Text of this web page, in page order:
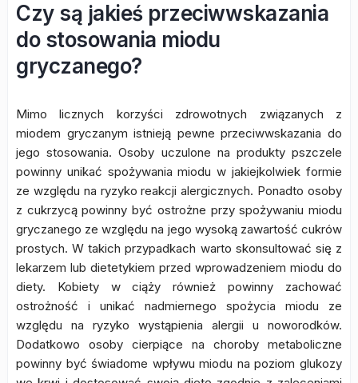
Czy są jakieś przeciwwskazania
do stosowania miodu
gryczanego?
Mimo licznych korzyści zdrowotnych związanych z
miodem gryczanym istnieją pewne przeciwwskazania do
jego stosowania. Osoby uczulone na produkty pszczele
powinny unikać spożywania miodu w jakiejkolwiek formie
ze względu na ryzyko reakcji alergicznych. Ponadto osoby
z cukrzycą powinny być ostrożne przy spożywaniu miodu
gryczanego ze względu na jego wysoką zawartość cukrów
prostych. W takich przypadkach warto skonsultować się z
lekarzem lub dietetykiem przed wprowadzeniem miodu do
diety. Kobiety w ciąży również powinny zachować
ostrożność i unikać nadmiernego spożycia miodu ze
względu na ryzyko wystąpienia alergii u noworodków.
Dodatkowo osoby cierpiące na choroby metaboliczne
powinny być świadome wpływu miodu na poziom glukozy